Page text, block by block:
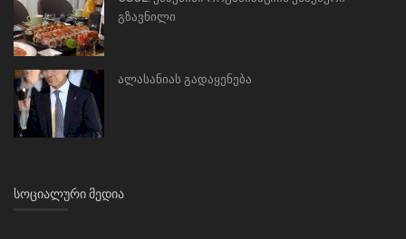
გზავნილი
ალასანიას გადაყენება
ᲡᲝᲪᲘᲐᲚᲣᲠᲘ ᲛᲔᲓᲘᲐ